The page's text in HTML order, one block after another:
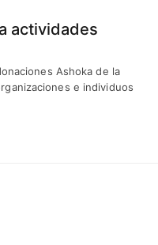
actividades
Ashoka de la
e individuos